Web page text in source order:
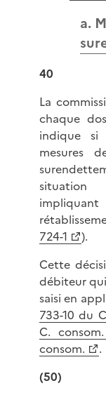
a.
40
La
chaque
indique
mesures
situation
724-1
).
Cette
débiteur
saisi en
733-10 du
C. consom.
consom.
.
(50)